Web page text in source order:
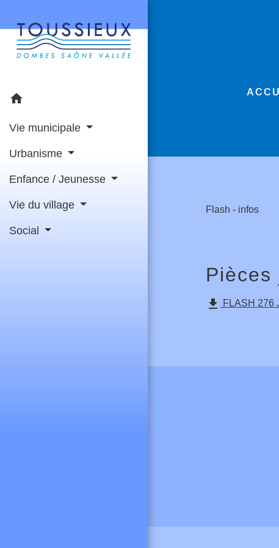
home
Vie municipale
Urbanisme
Enfance / Jeunesse
Vie du village
Social
Flash - infos
Pièces
file_download FLASH 276